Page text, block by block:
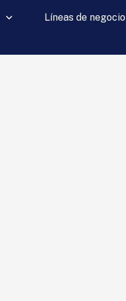
Líneas de negocio